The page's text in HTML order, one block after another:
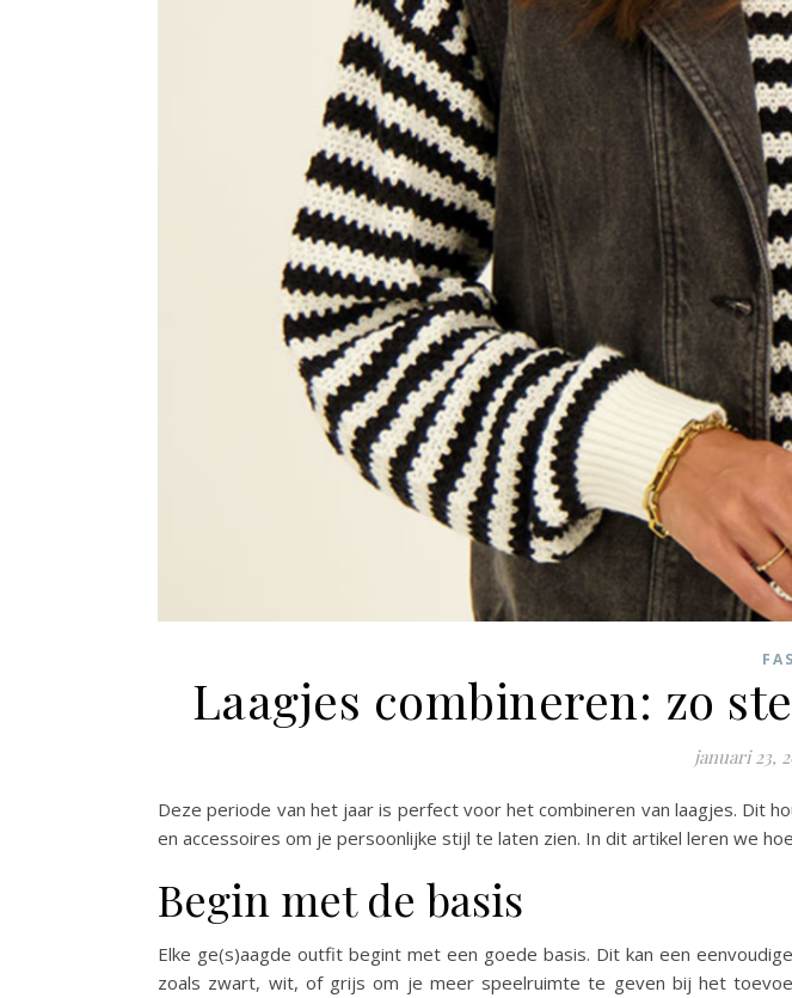
Laagjes combineren: zo
januari 23,
Deze periode van het jaar is perfect voor het combineren van laagjes. Dit
en accessoires om je persoonlijke stijl te laten zien. In dit artikel leren we
Begin met de basis
Elke ge(s)aagde outfit begint met een goede basis. Dit kan een
zoals zwart, wit, of grijs om je meer speelruimte te geven bij het